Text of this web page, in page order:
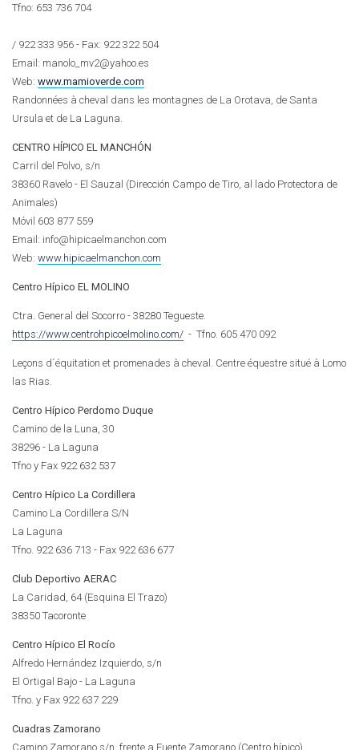
Tfno: 653 736 704
/ 922 333 956 - Fax: 922 322 504
Email: manolo_mv2@yahoo.es
Web: www.mamioverde.com
Randonnées à cheval dans les montagnes de La Orotava, de Santa
Ursula et de La Laguna.
CENTRO HÍPICO EL MANCHÓN
Carril del Polvo, s/n
38360 Ravelo - El Sauzal (Dirección Campo de Tiro, al lado Protectora de
Animales)
Móvil 603 877 559
Email: info@hipicaelmanchon.com
Web: www.hipicaelmanchon.com
Centro Hípico EL MOLINO
Ctra. General del Socorro - 38280 Tegueste.
https://www.centrohpicoelmolino.com/ - Tfno. 605 470 092
Leçons d´équitation et promenades à cheval. Centre équestre situé à Lomo
las Rias.
Centro Hípico Perdomo Duque
Camino de la Luna, 30
38296 - La Laguna
Tfno y Fax 922 632 537
Centro Hípico La Cordillera
Camino La Cordillera S/N
La Laguna
Tfno. 922 636 713 - Fax 922 636 677
Club Deportivo AERAC
La Caridad, 64 (Esquina El Trazo)
38350 Tacoronte
Centro Hípico El Rocío
Alfredo Hernández Izquierdo, s/n
El Ortigal Bajo - La Laguna
Tfno. y Fax 922 637 229
Cuadras Zamorano
Camino Zamorano s/n, frente a Fuente Zamorano (Centro hípico)